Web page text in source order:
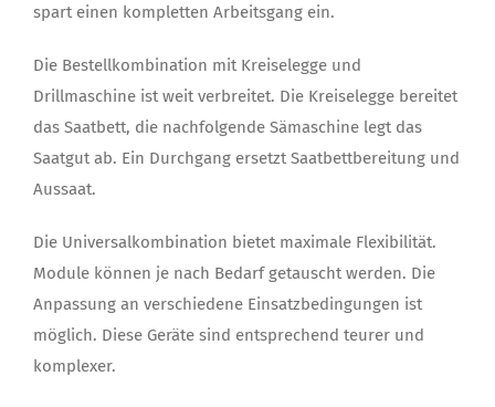
spart einen kompletten Arbeitsgang ein.
Die Bestellkombination mit Kreiselegge und
Drillmaschine ist weit verbreitet. Die Kreiselegge bereitet
das Saatbett, die nachfolgende Sämaschine legt das
Saatgut ab. Ein Durchgang ersetzt Saatbettbereitung und
Aussaat.
Die Universalkombination bietet maximale Flexibilität.
Module können je nach Bedarf getauscht werden. Die
Anpassung an verschiedene Einsatzbedingungen ist
möglich. Diese Geräte sind entsprechend teurer und
komplexer.